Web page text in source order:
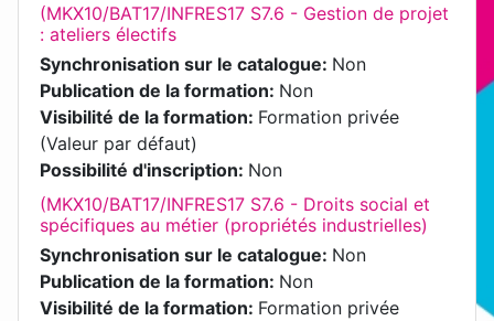
(MKX10/BAT17/INFRES17 S7.6 - Gestion de projet
: ateliers électifs
Synchronisation sur le catalogue: Non
Publication de la formation: Non
Visibilité de la formation: Formation privée
(Valeur par défaut)
Possibilité d'inscription: Non
(MKX10/BAT17/INFRES17 S7.6 - Droits social et
spécifiques au métier (propriétés industrielles)
Synchronisation sur le catalogue: Non
Publication de la formation: Non
Visibilité de la formation: Formation privée